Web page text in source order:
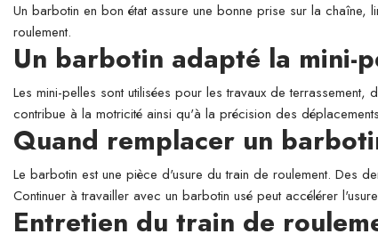
Un barbotin en bon état assure une bonne prise sur la
roulement.
Un barbotin adapté la mini-
Les mini-pelles sont utilisées pour les travaux de
contribue à la motricité ainsi qu'à la précision des
Quand remplacer un
Le barbotin est une pièce d'usure du train de roulement. Des
Continuer à travailler avec un barbotin usé peut accélérer
Entretien du train de